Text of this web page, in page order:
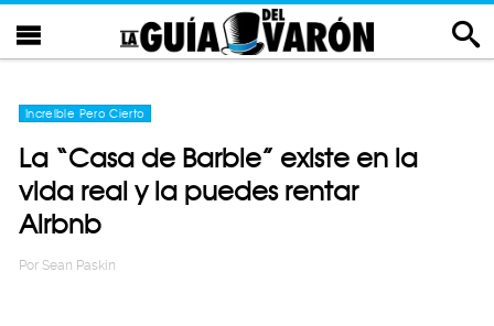
Increíble Pero Cierto
La “Casa de Barbie” existe en la
vida real y la puedes rentar
Airbnb
Por Sean Paskin